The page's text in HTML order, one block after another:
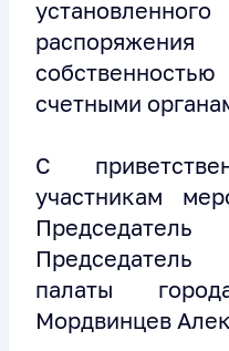
счетными
С
участникам
Председатель
палаты
Мордвинцев